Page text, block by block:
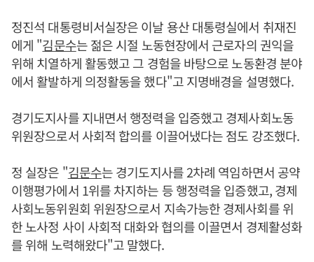
정진석 대통령비서실장은 이날 용산 대통령실에서 취재진
에게 "김문수는 젊은 시절 노동현장에서 근로자의 권익을
위해 치열하게 활동했고 그 경험을 바탕으로 노동환경 분야
에서 활발하게 의정활동을 했다"고 지명배경을 설명했다.
경기도지사를 지내면서 행정력을 입증했고 경제사회노동
위원장으로서 사회적 합의를 이끌어냈다는 점도 강조했다.
정 실장은 "김문수는 경기도지사를 2차례 역임하면서 공약
이행평가에서 1위를 차지하는 등 행정력을 입증했고, 경제
사회노동위원회 위원장으로서 지속가능한 경제사회를 위
한 노사정 사이 사회적 대화와 협의를 이끌면서 경제활성화
를 위해 노력해왔다"고 말했다.